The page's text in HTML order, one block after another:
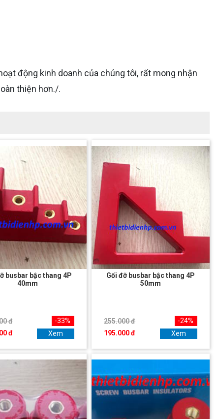
động kinh doanh của chúng tôi, rất mong nhận
thiện hơn./.
busbar bậc thang 4P
40mm
đ
đ
-33%
Xem
Gối đỡ busbar bậc thang 4P
50mm
255.000 đ
195.000 đ
-24%
Xem